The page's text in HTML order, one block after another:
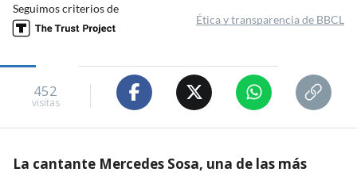
Seguimos criterios de
Ética y transparencia de BBCL
452
visitas
La cantante Mercedes Sosa, una de las más